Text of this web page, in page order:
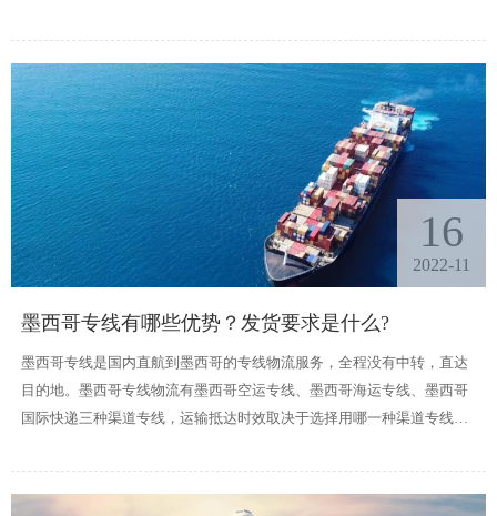
16
2022-11
墨西哥专线有哪些优势？发货要求是什么?
墨西哥专线是国内直航到墨西哥的专线物流服务，全程没有中转，直达
目的地。墨西哥专线物流有墨西哥空运专线、墨西哥海运专线、墨西哥
国际快递三种渠道专线，运输抵达时效取决于选择用哪一种渠道专线。